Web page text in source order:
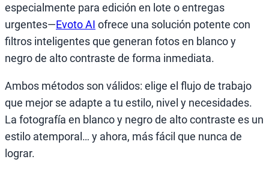
especialmente para edición en lote o entregas
urgentes—Evoto AI ofrece una solución potente con
filtros inteligentes que generan fotos en blanco y
negro de alto contraste de forma inmediata.
Ambos métodos son válidos: elige el flujo de trabajo
que mejor se adapte a tu estilo, nivel y necesidades.
La fotografía en blanco y negro de alto contraste es un
estilo atemporal… y ahora, más fácil que nunca de
lograr.